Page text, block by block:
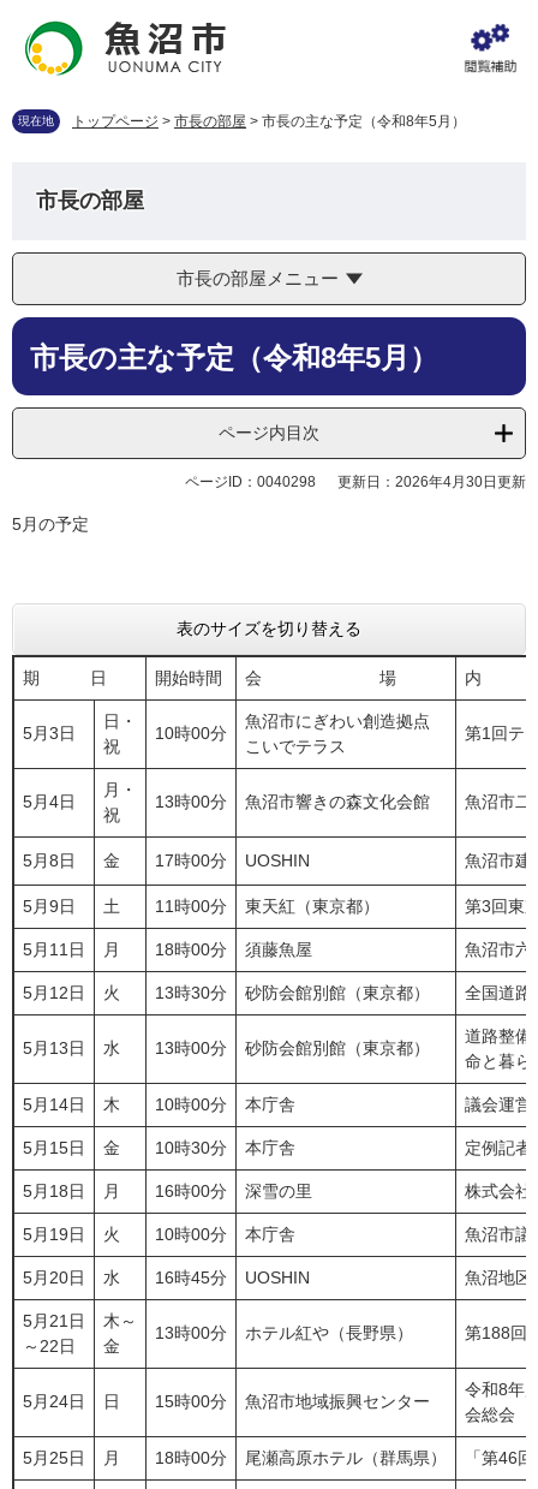
先
を現在地 トップページ > 市長の部屋 > 市長の主な予定（令和8年5月）
市長の部屋
市長の部屋メニュー
本
市長の主な予定（令和8年5月）
ページ内目次
ページID：0040298 更新日：2026年4月30日更新
5月の予定​
表のサイズを切り替える
期 日 開始時間 会 場
5月3日
日・
祝
10時00分
魚沼市にぎわい創造拠点
こいでテラス
第1回テ
5月4日
月・
祝
13時00分 魚沼市響きの森文化会館 魚沼市二
5月8日 金 17時00分 UOSHIN 魚沼市建
5月9日 土 11時00分 東天紅（東京都） 第3回東
5月11日 月 18時00分 須藤魚屋 魚沼市六
5月12日 火 13時30分 砂防会館別館（東京都） 全国道路
5月13日 水 13時00分 砂防会館別館（東京都）
道路整備
命と暮ら
5月14日 木 10時00分 本庁舎 議会運営
5月15日 金 10時30分 本庁舎 定例記者
5月18日 月 16時00分 深雪の里 株式会社
5月19日 火 10時00分 本庁舎 魚沼市
5月20日 水 16時45分 UOSHIN 魚沼地区
5月21日
～22日
木～
金
13時00分 ホテル紅や（長野県） 第188回
5月24日 日 15時00分 魚沼市地域振興センター
令和8年
会総会
5月25日 月 18時00分 尾瀬高原ホテル（群馬県） 「第46